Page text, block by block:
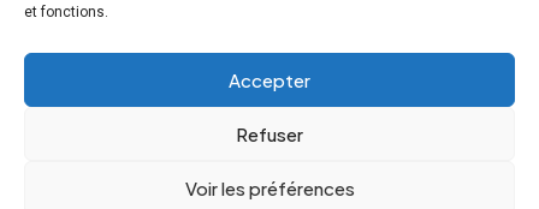
et fonctions.
Accepter
Refuser
Voir les préférences